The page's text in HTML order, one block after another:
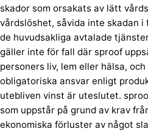
skador som orsakats av lätt
vårdslöshet, såvida inte skadan
de huvudsakliga avtalade
gäller inte för fall där sproof
personers liv, lem eller hälsa,
obligatoriska ansvar enligt
utebliven vinst är uteslutet.
som uppstår på grund av krav
ekonomiska förluster av något